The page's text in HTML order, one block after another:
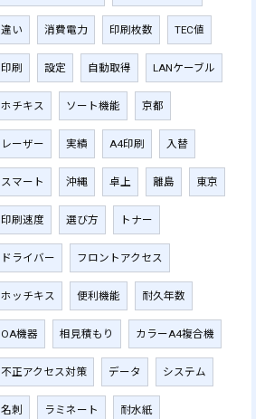
違い 消費電力 印刷枚数 TEC値
印刷 設定 自動取得 LANケーブル
ホチキス ソート機能 京都
レーザー 実績 A4印刷 入替
スマート 沖縄 卓上 離島 東京
印刷速度 選び方 トナー
ドライバー フロントアクセス
ホッチキス 便利機能 耐久年数
OA機器 相見積もり カラーA4複合機
不正アクセス対策 データ システム
名刺 ラミネート 耐水紙